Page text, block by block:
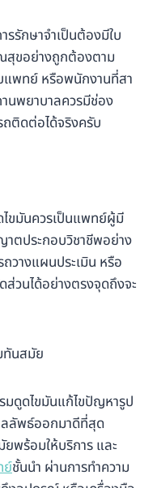
รรักษาจำเป็นต้องมีใบ
สุขอย่างถูกต้องตาม
แพทย์ หรือพนักงานที่สา
นพยาบาลควรมีช่อง
ติดต่อได้จริงครับ
ขมันควรเป็นแพทย์ผู้มี
าตประกอบวิชาชีพอย่าง
วางแผนประเมิน หรือ
ส่วนได้อย่างตรงจุดถึงจะ
ทันสมัย
มดูดไขมันแก้ไขปัญหารูป
ลลัพธ์ออกมาดีที่สุด
พร้อมให้บริการ และ
ย์ชั้นนำ ผ่านการทำความ